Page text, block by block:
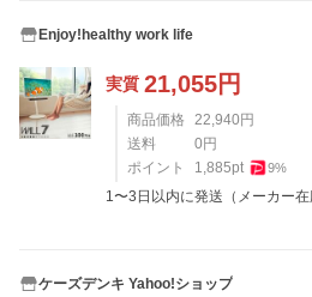
Enjoy!healthy work life
実質 21,055円
商品価格 22,940 円
送料
0 円
ポイント
1,885pt 9%
1〜3日以内に発送（メーカー在
ケーズデンキ Yahoo!ショップ